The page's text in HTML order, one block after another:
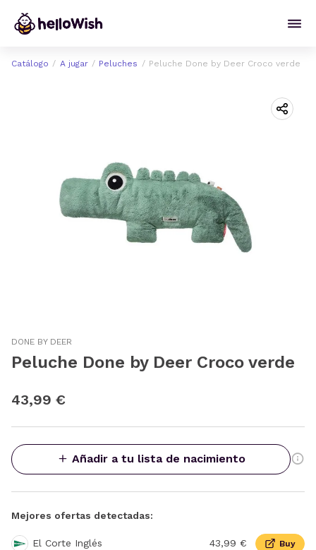
Catálogo A jugar Peluches Peluche Done by Deer Croco verde
DONE BY DEER
Peluche Done by Deer Croco verde
43,99 €
Añadir a tu lista de nacimiento
Mejores ofertas detectadas:
El Corte Inglés 43,99 € Buy